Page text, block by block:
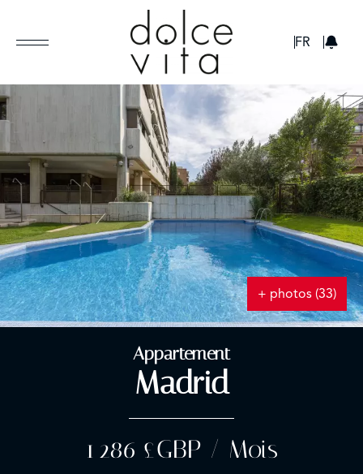
FR
+ photos (33)
Appartement
Madrid
1 286 £GBP / Mois